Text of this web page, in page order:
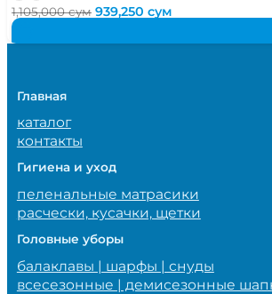
1,105,000сум Первоначальная
цена
1,105,000 сум.
939,250сум
цена:
Главная
каталог
контакты
Гигиена и уход
пеленальные матрасики
расчески, кусачки, щетки
Головные уборы
балаклавы | шарфы | снуды
всесезонные | демисезонные